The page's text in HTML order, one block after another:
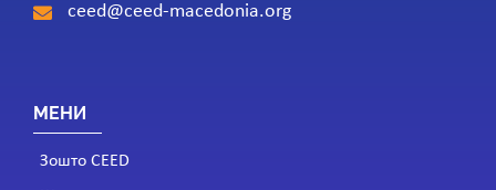
ceed@ceed-macedonia.org
МЕНИ
Зошто CEED